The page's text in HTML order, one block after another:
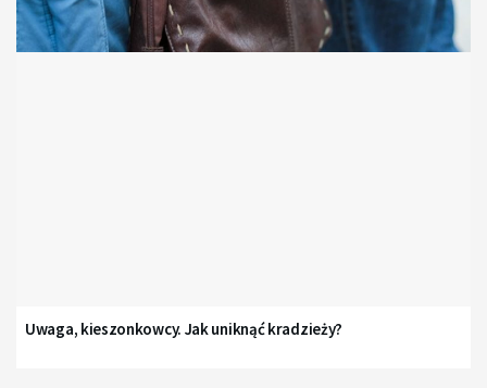
Uwaga, kieszonkowcy. Jak uniknąć kradzieży?